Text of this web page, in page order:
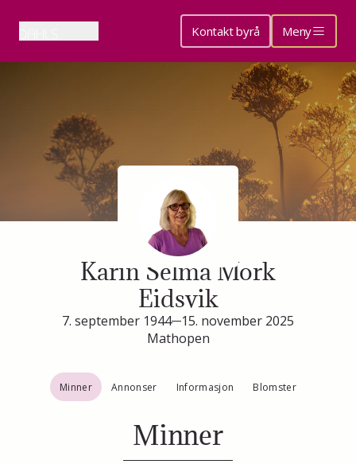
Kontakt byrå Meny
Minneside for
Karin Selma Mork
Eidsvik
7. september 1944
15. november 2025
Mathopen
Minner Annonser Informasjon Blomster
Minner